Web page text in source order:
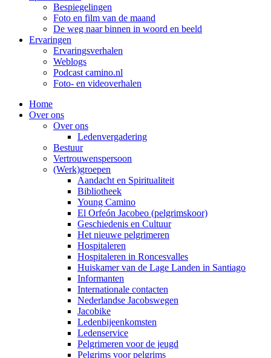
Bespiegelingen
Foto en film van de maand
De weg naar binnen in woord en beeld
Ervaringen
Ervaringsverhalen
Weblogs
Podcast camino.nl
Foto- en videoverhalen
Home
Over ons
Over ons
Ledenvergadering
Bestuur
Vertrouwenspersoon
(Werk)groepen
Aandacht en Spiritualiteit
Bibliotheek
Young Camino
El Orfeón Jacobeo (pelgrimskoor)
Geschiedenis en Cultuur
Het nieuwe pelgrimeren
Hospitaleren
Hospitaleren in Roncesvalles
Huiskamer van de Lage Landen in Santiago
Informanten
Internationale contacten
Nederlandse Jacobswegen
Jacobike
Ledenbijeenkomsten
Ledenservice
Pelgrimeren voor de jeugd
Pelgrims voor pelgrims